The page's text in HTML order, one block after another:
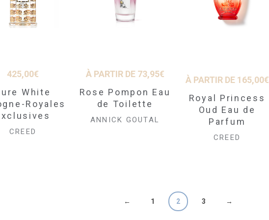
425,00€
White
Royales
CREED
À PARTIR DE 73,95€
Rose Pompon Eau
de Toilette
ANNICK GOUTAL
À PARTIR DE 165,00€
Royal Princess
Oud Eau de
Parfum
CREED
← 1 2 3 →